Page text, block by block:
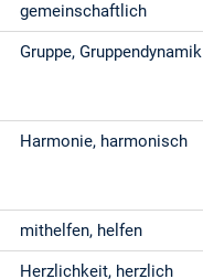
gemeinschaftlich
Gruppe, Gruppendynamik
Harmonie, harmonisch
mithelfen, helfen
Herzlichkeit, herzlich